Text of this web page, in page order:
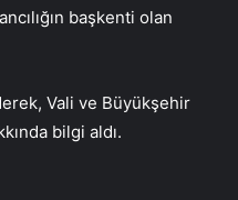
başkenti olan
Vali ve Büyükşehir
bilgi aldı.